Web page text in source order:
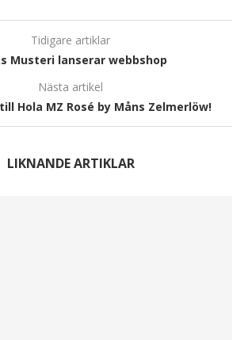
Tidigare artiklar
Musteri lanserar webbshop
Nästa artikel
Hola MZ Rosé by Måns Zelmerlöw!
LIKNANDE ARTIKLAR